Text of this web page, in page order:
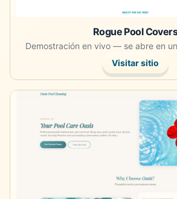
Rogue Pool
Demostración en vivo — se abre en
Visitar sitio
Abre la demostración en vivo en una